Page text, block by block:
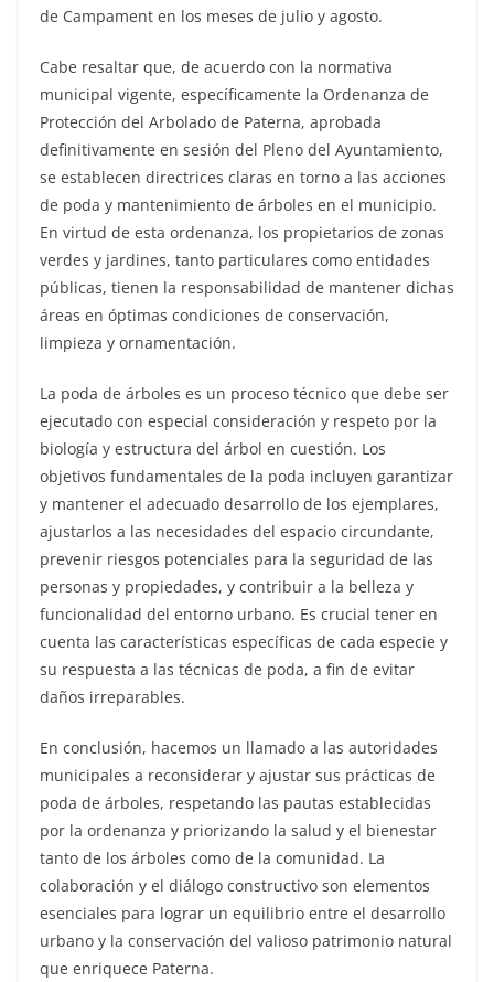
de Campament en los meses de julio y agosto.
Cabe resaltar que, de acuerdo con la normativa
municipal vigente, específicamente la Ordenanza de
Protección del Arbolado de Paterna, aprobada
definitivamente en sesión del Pleno del Ayuntamiento,
se establecen directrices claras en torno a las acciones
de poda y mantenimiento de árboles en el municipio.
En virtud de esta ordenanza, los propietarios de zonas
verdes y jardines, tanto particulares como entidades
públicas, tienen la responsabilidad de mantener dichas
áreas en óptimas condiciones de conservación,
limpieza y ornamentación.
La poda de árboles es un proceso técnico que debe ser
ejecutado con especial consideración y respeto por la
biología y estructura del árbol en cuestión. Los
objetivos fundamentales de la poda incluyen garantizar
y mantener el adecuado desarrollo de los ejemplares,
ajustarlos a las necesidades del espacio circundante,
prevenir riesgos potenciales para la seguridad de las
personas y propiedades, y contribuir a la belleza y
funcionalidad del entorno urbano. Es crucial tener en
cuenta las características específicas de cada especie y
su respuesta a las técnicas de poda, a fin de evitar
daños irreparables.
En conclusión, hacemos un llamado a las autoridades
municipales a reconsiderar y ajustar sus prácticas de
poda de árboles, respetando las pautas establecidas
por la ordenanza y priorizando la salud y el bienestar
tanto de los árboles como de la comunidad. La
colaboración y el diálogo constructivo son elementos
esenciales para lograr un equilibrio entre el desarrollo
urbano y la conservación del valioso patrimonio natural
que enriquece Paterna.